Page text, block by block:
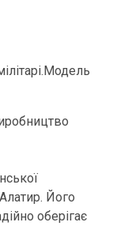
Його
оберігає